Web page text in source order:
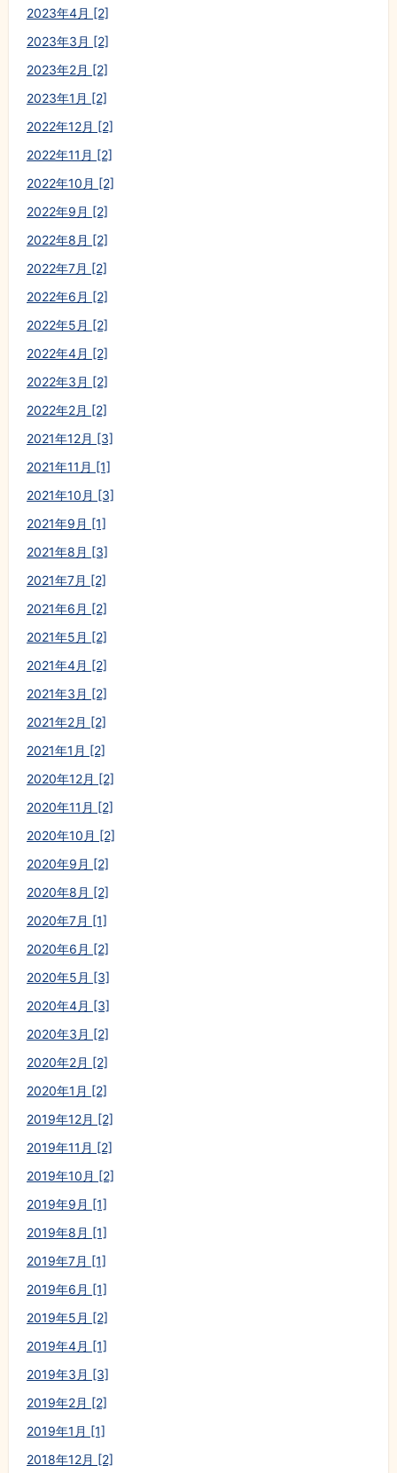
2023年4月 [2]
2023年3月 [2]
2023年2月 [2]
2023年1月 [2]
2022年12月 [2]
2022年11月 [2]
2022年10月 [2]
2022年9月 [2]
2022年8月 [2]
2022年7月 [2]
2022年6月 [2]
2022年5月 [2]
2022年4月 [2]
2022年3月 [2]
2022年2月 [2]
2021年12月 [3]
2021年11月 [1]
2021年10月 [3]
2021年9月 [1]
2021年8月 [3]
2021年7月 [2]
2021年6月 [2]
2021年5月 [2]
2021年4月 [2]
2021年3月 [2]
2021年2月 [2]
2021年1月 [2]
2020年12月 [2]
2020年11月 [2]
2020年10月 [2]
2020年9月 [2]
2020年8月 [2]
2020年7月 [1]
2020年6月 [2]
2020年5月 [3]
2020年4月 [3]
2020年3月 [2]
2020年2月 [2]
2020年1月 [2]
2019年12月 [2]
2019年11月 [2]
2019年10月 [2]
2019年9月 [1]
2019年8月 [1]
2019年7月 [1]
2019年6月 [1]
2019年5月 [2]
2019年4月 [1]
2019年3月 [3]
2019年2月 [2]
2019年1月 [1]
2018年12月 [2]